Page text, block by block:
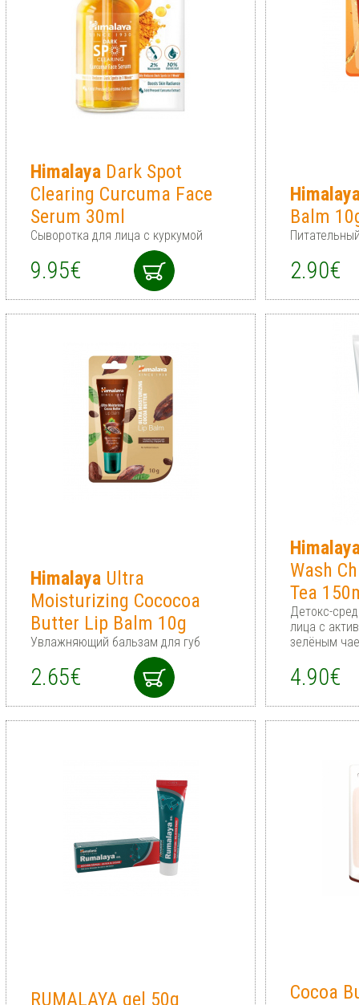
HimalayaDark Spot
Clearing Curcuma Face
Serum 30ml
Сыворотка для лица с куркумой
9.95€
Balm
2.90€
HimalayaUltra
Moisturizing Cococoa
Butter Lip Balm 10g
Увлажняющий бальзам для губ
2.65€
Wash
Tea
Детокс-
лица с
зелёным
4.90€
RUMALAYA gel 50g
Cocoa